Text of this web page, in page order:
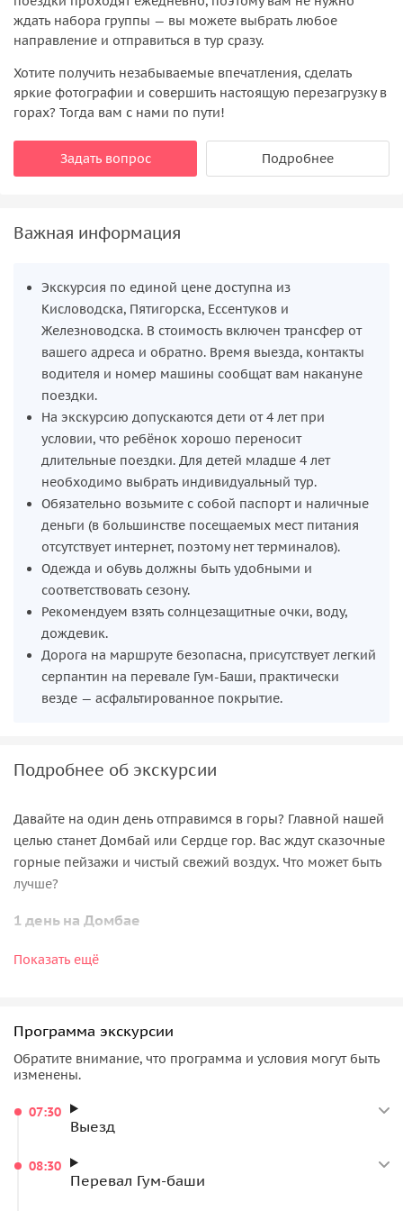
ждать набора группы — вы можете выбрать любое
направление и отправиться в тур сразу.
Хотите получить незабываемые впечатления, сделать
яркие фотографии и совершить настоящую перезагрузку в
горах? Тогда вам с нами по пути!
Задать вопрос Подробнее
Важная информация
Экскурсия по единой цене доступна из
Кисловодска, Пятигорска, Ессентуков и
Железноводска. В стоимость включен трансфер от
вашего адреса и обратно. Время выезда, контакты
водителя и номер машины сообщат вам накануне
поездки.
На экскурсию допускаются дети от 4 лет при
условии, что ребёнок хорошо переносит
длительные поездки. Для детей младше 4 лет
необходимо выбрать индивидуальный тур.
Обязательно возьмите с собой паспорт и наличные
деньги (в большинстве посещаемых мест питания
отсутствует интернет, поэтому нет терминалов).
Одежда и обувь должны быть удобными и
соответствовать сезону.
Рекомендуем взять солнцезащитные очки, воду,
дождевик.
Дорога на маршруте безопасна, присутствует легкий
серпантин на перевале Гум-Баши, практически
везде — асфальтированное покрытие.
Подробнее об экскурсии
Давайте на один день отправимся в горы? Главной нашей
целью станет Домбай или Сердце гор. Вас ждут сказочные
горные пейзажи и чистый свежий воздух. Что может быть
лучше?
1 день на Домбае
Наш маршрут пройдет через живописный
уровнем моря. С его вершины открываются
неповторимые виды на гору Эльбрус и Кавказский хребет.
За 1 день мы посетим все главные достопримечательности
пещера Сквозняк или Сырная
Показать ещё
Программа экскурсии
Обратите внимание, что программа и условия могут быть
изменены.
07:30
Выезд
08:30
Перевал Гум-баши